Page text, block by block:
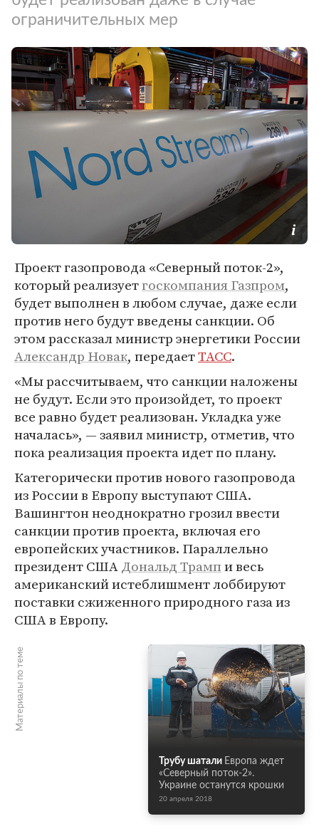
ограничительных мер
Проект газопровода «Северный поток-2»,
который реализуетгоскомпания Газпром,
будет выполнен в любом случае, даже если
против него будут введены санкции. Об
этом рассказал министр энергетики России
Александр Новак, передаетТАСС.
«Мы рассчитываем, что санкции наложены
не будут. Если это произойдет, то проект
все равно будет реализован. Укладка уже
началась», — заявил министр, отметив, что
пока реализация проекта идет по плану.
Категорически против нового газопровода
из России в Европу выступают США.
Вашингтон неоднократно грозил ввести
санкции против проекта, включая его
европейских участников. Параллельно
президент СШАДональд Трампи весь
американский истеблишмент лоббируют
поставки сжиженного природного газа из
США в Европу.
Материалы по теме
Трубу шатали Европа ждет
«Северный поток-2».
Украине останутся крошки
20 апреля 2018